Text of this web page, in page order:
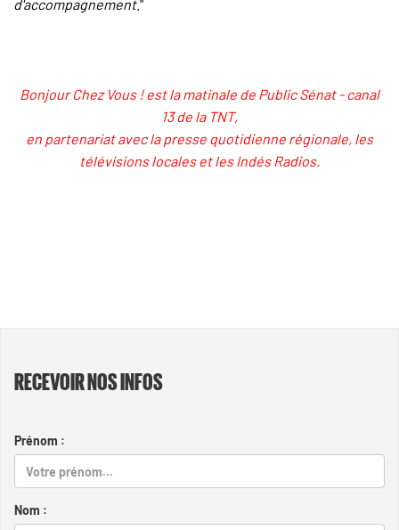
d'accompagnement."
Bonjour Chez Vous ! est la matinale de Public Sénat - canal
13 de la TNT,
en partenariat avec la presse quotidienne régionale, les
télévisions locales et les Indés Radios.
RECEVOIR NOS INFOS
Prénom :
Nom :